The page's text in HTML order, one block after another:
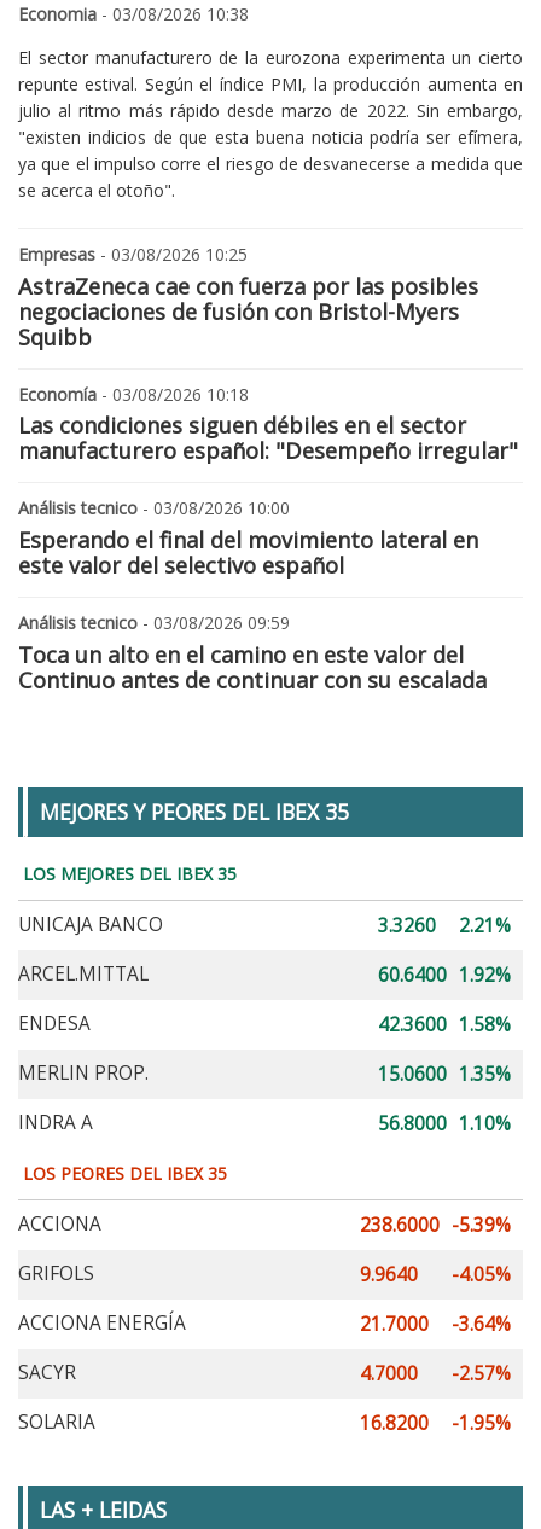
Economia - 03/08/2026 10:38
El sector manufacturero de la eurozona experimenta un cierto
repunte estival. Según el índice PMI, la producción aumenta en
julio al ritmo más rápido desde marzo de 2022. Sin embargo,
"existen indicios de que esta buena noticia podría ser efímera,
ya que el impulso corre el riesgo de desvanecerse a medida que
se acerca el otoño".
Empresas - 03/08/2026 10:25
AstraZeneca cae con fuerza por las posibles
negociaciones de fusión con Bristol-Myers
Squibb
Economía - 03/08/2026 10:18
Las condiciones siguen débiles en el sector
manufacturero español: "Desempeño irregular"
Análisis tecnico - 03/08/2026 10:00
Esperando el final del movimiento lateral en
este valor del selectivo español
Análisis tecnico - 03/08/2026 09:59
Toca un alto en el camino en este valor del
Continuo antes de continuar con su escalada
MEJORES Y PEORES DEL IBEX 35
LOS MEJORES DEL IBEX 35
UNICAJA BANCO 3.3260
2.21%
ARCEL.MITTAL
60.6400 1.92%
ENDESA
42.3600 1.58%
MERLIN PROP.
15.0600 1.35%
INDRA A
56.8000 1.10%
LOS PEORES DEL IBEX 35
ACCIONA 238.6000 -5.39%
GRIFOLS
9.9640
-4.05%
ACCIONA ENERGÍA
21.7000
-3.64%
SACYR
4.7000
-2.57%
SOLARIA
16.8200 -1.95%
LAS + LEIDAS